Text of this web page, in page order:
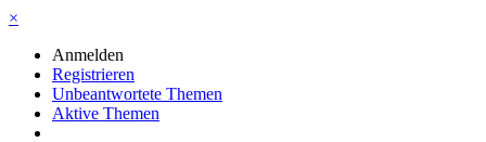
×
Anmelden
Registrieren
Unbeantwortete Themen
Aktive Themen